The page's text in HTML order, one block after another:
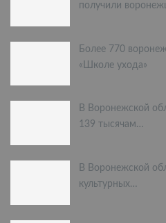
получили
Более 770
«Школе ухода»
В Воронежской
139 тысячам…
В Воронежской
культурных…